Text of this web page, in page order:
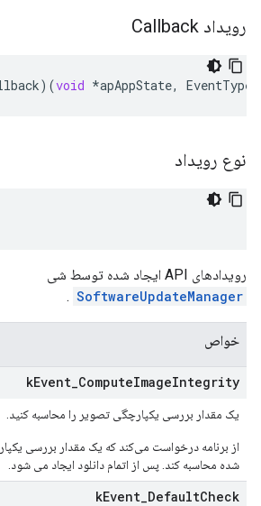
رویداد Callback
)(void *apAppState, EventType
نوع رویداد
رویدادهای API ایجاد شده توسط شی
SoftwareUpdateManager
.
خواص
kEvent ComputeImageIntegrity
یک مقدار بررسی یکپارچگی تصویر را محاسبه کنید.
از برنامه درخواست می‌کند که یک مقدار بررسی
شده محاسبه کند. پس از اتمام دانلود ایجاد می شود.
kEvent DefaultCheck